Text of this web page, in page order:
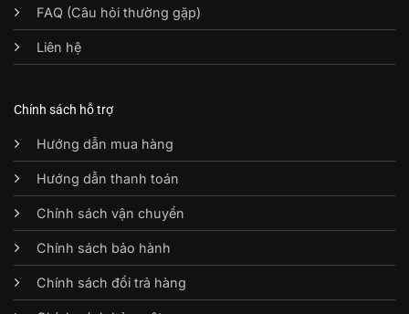
FAQ (Câu hỏi thường gặp)
Liên hệ
Chính sách hỗ trợ
Hướng dẫn mua hàng
Hướng dẫn thanh toán
Chính sách vận chuyển
Chính sách bảo hành
Chính sách đổi trả hàng